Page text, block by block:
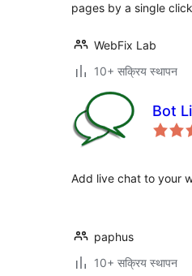
pages by a single
WebFix Lab
10+ सक्रिय स्थापन
Bot
Add live chat to your
paphus
10+ सक्रिय स्थापन